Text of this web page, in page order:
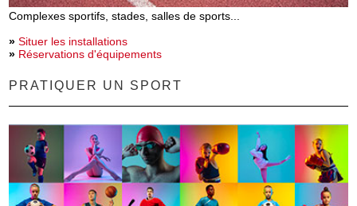
Complexes sportifs, stades, salles de sports...
» Situer les installations
» Réservations d'équipements
PRATIQUER UN SPORT